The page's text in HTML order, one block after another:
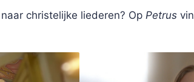
christelijke liederen? Op Petrus